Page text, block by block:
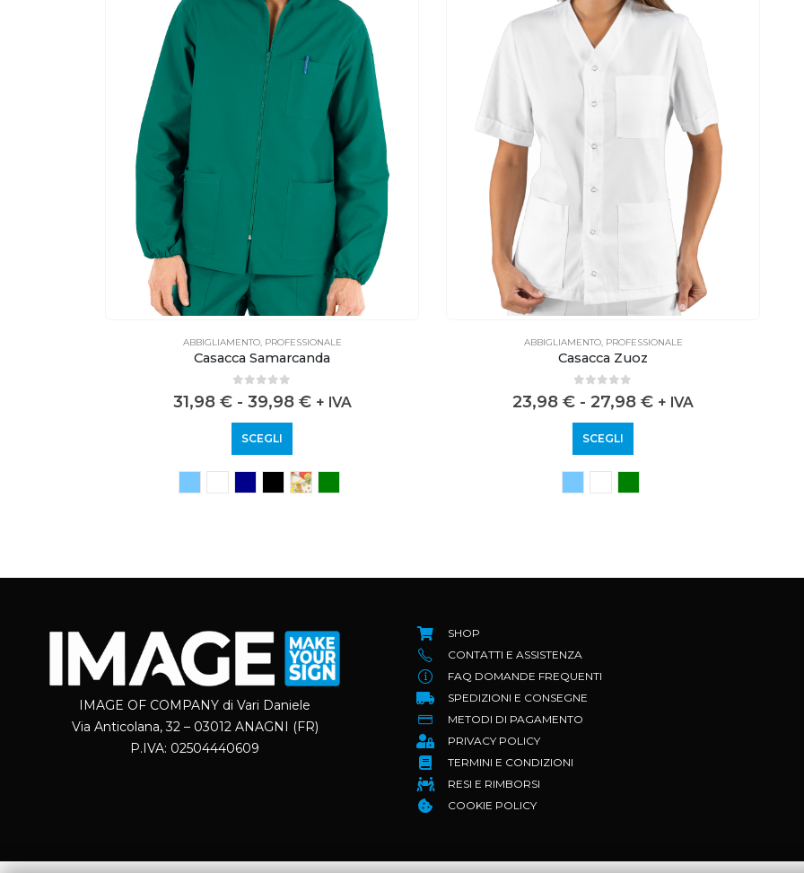
ABBIGLIAMENTO, PROFESSIONALE
Casacca Samarcanda
out of 5
31,98 € - 39,98 € + IVA
SCEGLI
ABBIGLIAMENTO, PROFESSIONALE
Casacca Zuoz
out of 5
23,98 € - 27,98 € + IVA
SCEGLI
IMAGE OF COMPANY di Vari Daniele
Via Anticolana, 32 – 03012 ANAGNI (FR)
P.IVA: 02504440609
SHOP
CONTATTI E ASSISTENZA
FAQ DOMANDE FREQUENTI
SPEDIZIONI E CONSEGNE
METODI DI PAGAMENTO
PRIVACY POLICY
TERMINI E CONDIZIONI
RESI E RIMBORSI
COOKIE POLICY